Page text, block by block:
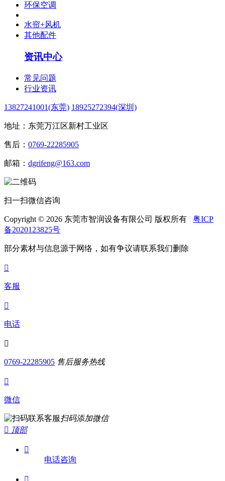
环保空调
水帘+风机
其他配件
资讯中心
常见问题
行业资讯
13827241001(东莞) 18925272394(深圳)
地址：东莞万江区新村工业区
售后： 0769-22285905
邮箱： dgrifeng@163.com
扫一扫微信咨询
Copyright © 2026 东莞市智润设备有限公司 版权所有 粤ICP
备2020123825号
部分素材与信息源于网络，如有争议请联系我们删除

客服

电话

0769-22285905 售后服务热线

微信
扫码添加微信
 顶部

电话咨询
